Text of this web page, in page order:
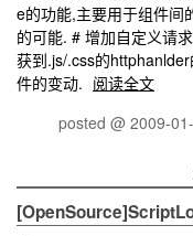
e的功能,主要用于组件间
的可能. # 增加自定义请
获到.js/.css的
件的变动. 阅读全文
posted @ 2009-